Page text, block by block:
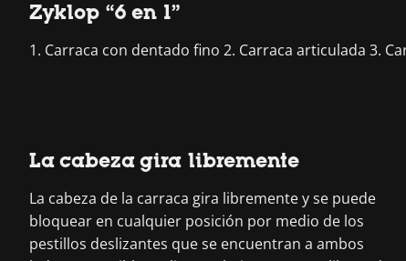
Zyklop “6 en 1”
1. Carraca con dentado fino 2. Carraca articulada 3.
La cabeza gira libremente
La cabeza de la carraca gira libremente y se puede
bloquear en cualquier posición por medio de los
pestillos deslizantes que se encuentran a ambos